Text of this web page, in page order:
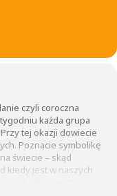
czyli coroczna
każda grupa
tej okazji dowiecie
Poznacie symbolikę
świecie – skąd
kiedy jest w naszych